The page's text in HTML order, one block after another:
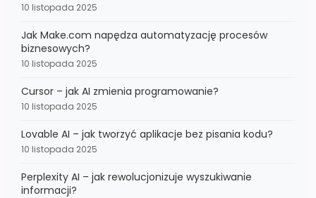
10 listopada 2025
Jak Make.com napędza automatyzację procesów
biznesowych?
10 listopada 2025
Cursor – jak AI zmienia programowanie?
10 listopada 2025
Lovable AI – jak tworzyć aplikacje bez pisania kodu?
10 listopada 2025
Perplexity AI – jak rewolucjonizuje wyszukiwanie
informacji?